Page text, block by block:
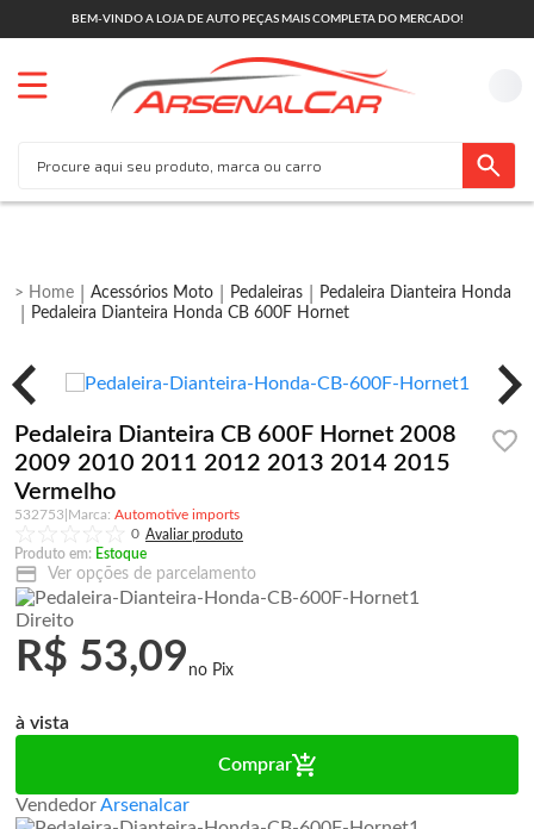
BEM-VINDO A LOJA DE AUTO PEÇAS MAIS COMPLETA DO MERCADO!
Acessórios Moto Pedaleiras
Pedaleira Dianteira Honda
Pedaleira Dianteira Honda CB 600F Hornet
Pedaleira Dianteira CB 600F Hornet 2008
2009 2010 2011 2012 2013 2014 2015
Vermelho
532753
Automotive imports
0
Produto em: Estoque
Ver opções de parcelamento
Direito
R$ 53,09
à vista
Comprar
VendedorArsenalcar